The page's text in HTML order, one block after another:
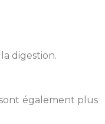
digestion.
également plus